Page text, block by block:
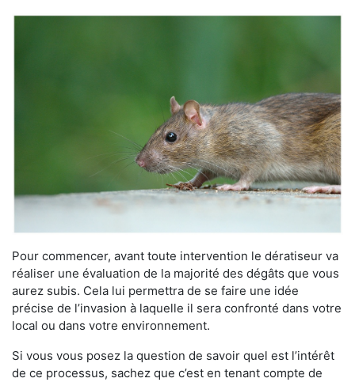
Pour commencer, avant toute intervention le dératiseur va
réaliser une évaluation de la majorité des dégâts que vous
aurez subis. Cela lui permettra de se faire une idée
précise de l’invasion à laquelle il sera confronté dans votre
local ou dans votre environnement.
Si vous vous posez la question de savoir quel est l’intérêt
de ce processus, sachez que c’est en tenant compte de